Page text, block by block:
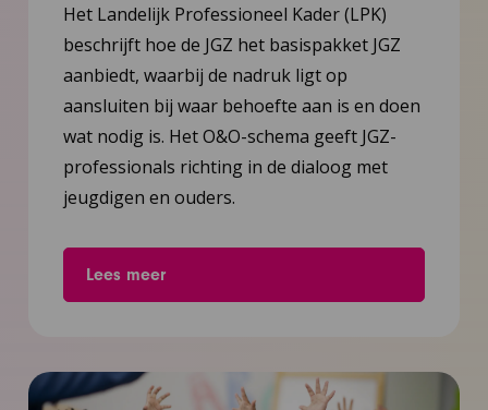
Het Landelijk Professioneel Kader (LPK)
beschrijft hoe de JGZ het basispakket JGZ
aanbiedt, waarbij de nadruk ligt op
aansluiten bij waar behoefte aan is en doen
wat nodig is. Het O&O-schema geeft JGZ-
professionals richting in de dialoog met
jeugdigen en ouders.
Lees meer